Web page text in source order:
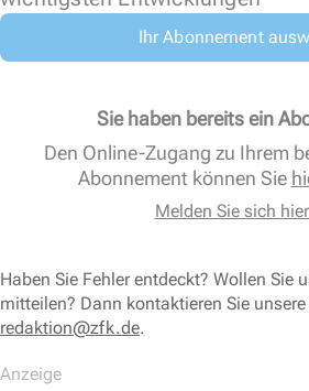
Ihr Abonnement
Sie haben bereits ein
Den Online-Zugang zu Ihrem
Abonnement können Sie
Melden Sie sich
Haben Sie Fehler entdeckt? Wollen Sie
mitteilen? Dann kontaktieren Sie
redaktion@zfk.de.